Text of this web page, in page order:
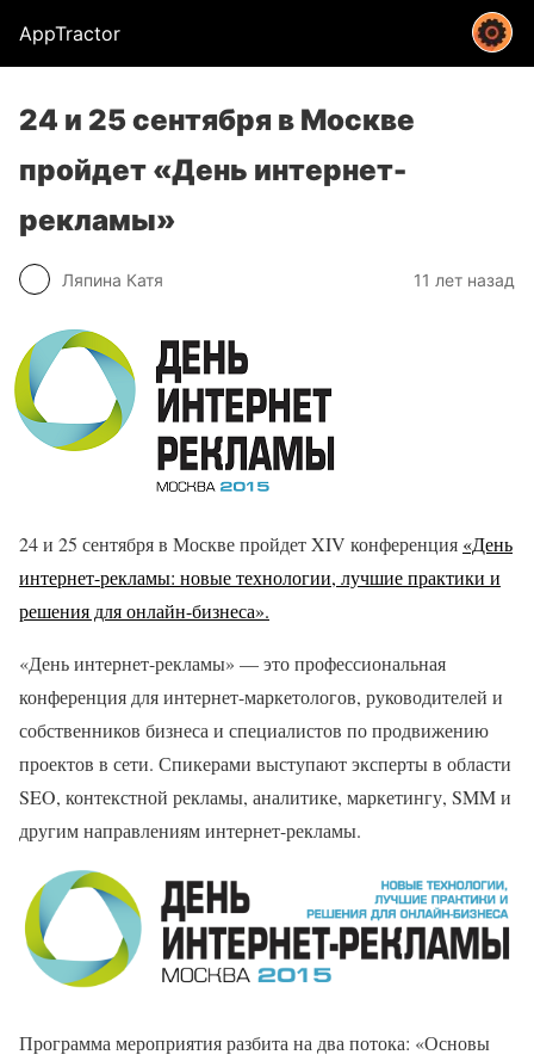
AppTractor
24 и 25 сентября в Москве
пройдет «День интернет-
рекламы»
Ляпина Катя 11 лет назад
24 и 25 сентября в Москве пройдет XIV конференция «День
интернет-рекламы: новые технологии, лучшие практики и
решения для онлайн-бизнеса».
«День интернет-рекламы» — это профессиональная
конференция для интернет-маркетологов, руководителей и
собственников бизнеса и специалистов по продвижению
проектов в сети. Спикерами выступают эксперты в области
SEO, контекстной рекламы, аналитике, маркетингу, SMM и
другим направлениям интернет-рекламы.
Программа мероприятия разбита на два потока: «Основы